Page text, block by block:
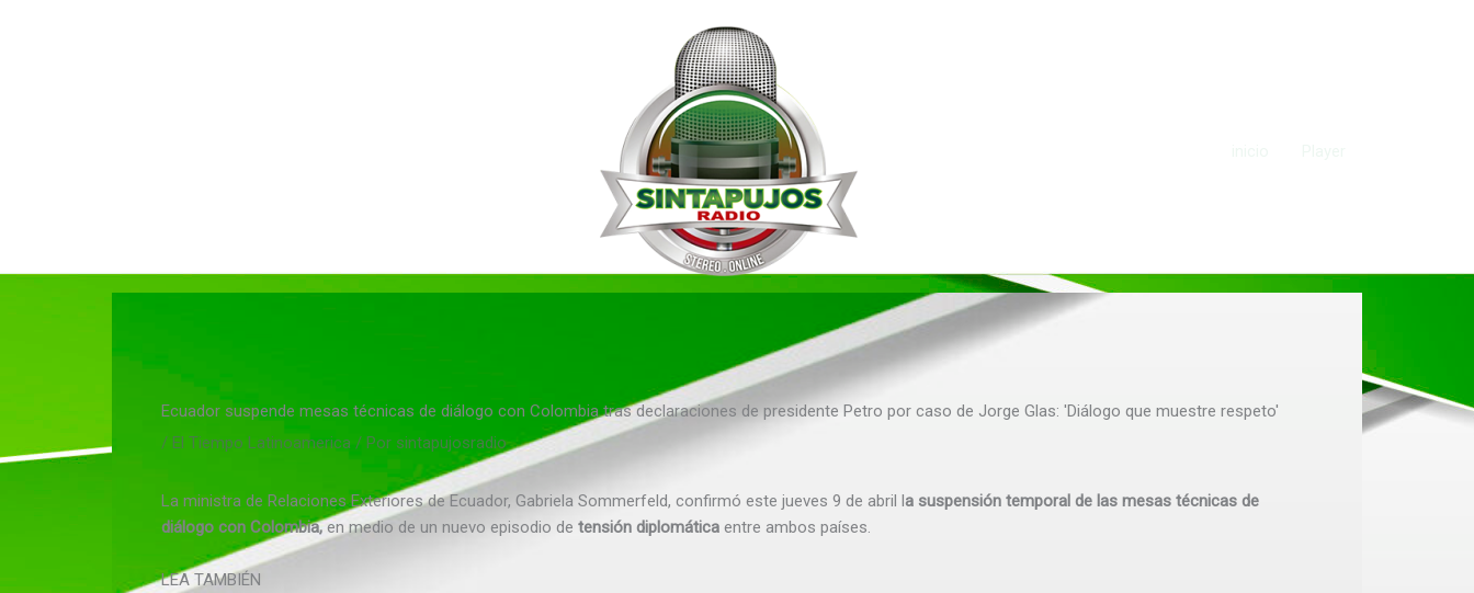
Ecuador suspende mesas técnicas de diálogo con Colombia tras declaraciones de presidente Petro por caso de Jorge Glas: 'Diálogo que muestre respeto'
/ El Tiempo Latinoamerica / Por sintapujosradio
La ministra de Relaciones Exteriores de Ecuador, Gabriela Sommerfeld, confirmó este jueves 9 de abril la suspensión temporal de las mesas técnicas de
diálogo con Colombia,en medio de un nuevo episodio de tensión diplomática entre ambos países.
LEA TAMBIÉN